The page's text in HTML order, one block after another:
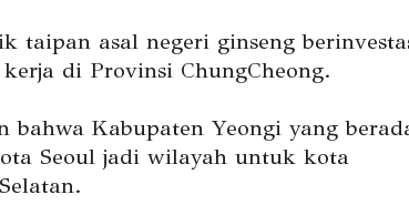
taipan asal negeri ginseng
di Provinsi ChungCheong.
bahwa Kabupaten Yeongi yang
Seoul jadi wilayah untuk kota